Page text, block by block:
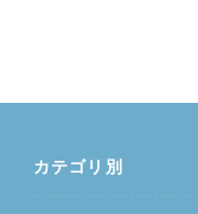
カテゴリ別